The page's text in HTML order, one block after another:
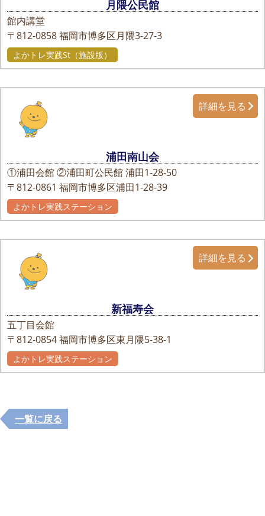
月隈公民館
館内講堂
〒812-0858福岡市博多区月隈3-27-3
よかトレ実践St（施設版）
浦田南山会
①浦田会館 ②浦田町公民館 浦田1-28-50
〒812-0861 福岡市博多区浦田1-28-39
詳細を見る
よかトレ実践ステーション
新福寿会
五丁目会館
〒812-0854福岡市博多区東月隈5-38-1
詳細を見る
よかトレ実践ステーション
一覧に戻る